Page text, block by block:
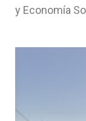
y Economía